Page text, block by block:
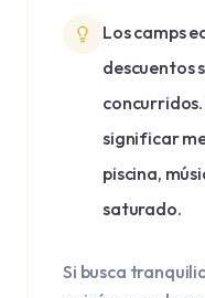
Los camps
descuentos
significar
piscina,
saturado.
Si busca